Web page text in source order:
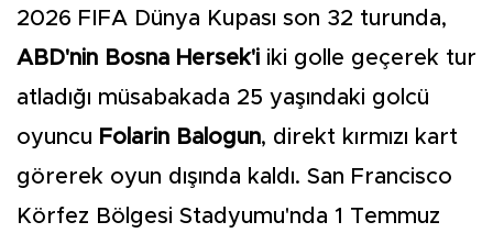
2026 FIFA Dünya Kupası son 32 turunda,
ABD'nin Bosna Hersek'i iki golle geçerek tur
atladığı müsabakada 25 yaşındaki golcü
oyuncu Folarin Balogun, direkt kırmızı kart
görerek oyun dışında kaldı. San Francisco
Körfez Bölgesi Stadyumu'nda 1 Temmuz